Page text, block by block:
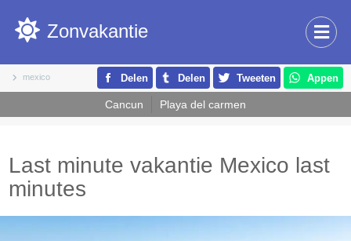
mexico
Zonvakantie
Cancun Playa del carmen
Last minute vakantie Mexico last
minutes
Delen Delen Tweeten Appen